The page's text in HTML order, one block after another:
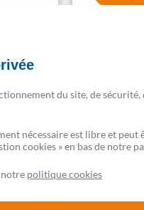
du site, de sécurité,
nécessaire est libre et
cookies » en bas de notre
notre politique cookies